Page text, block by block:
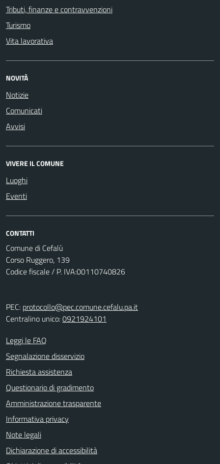
Tributi, finanze e contravvenzioni
Turismo
Vita lavorativa
NOVITÀ
Notizie
Comunicati
Avvisi
VIVERE IL COMUNE
Luoghi
Eventi
CONTATTI
Comune di Cefalù
Corso Ruggero, 139
Codice fiscale / P. IVA:00110740826
PEC: protocollo@pec.comune.cefalu.pa.it
Centralino unico:0921924101
Leggi le FAQ
Segnalazione disservizio
Richiesta assistenza
Questionario di gradimento
Amministrazione trasparente
Informativa privacy
Note legali
Dichiarazione di accessibilità